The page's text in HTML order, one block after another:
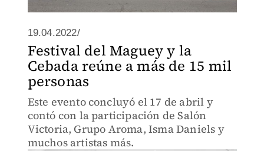
19.04.2022/
Festival del Maguey y la
Cebada reúne a más de 15 mil
personas
Este evento concluyó el 17 de abril y
contó con la participación de Salón
Victoria, Grupo Aroma, Isma Daniels y
muchos artistas más.